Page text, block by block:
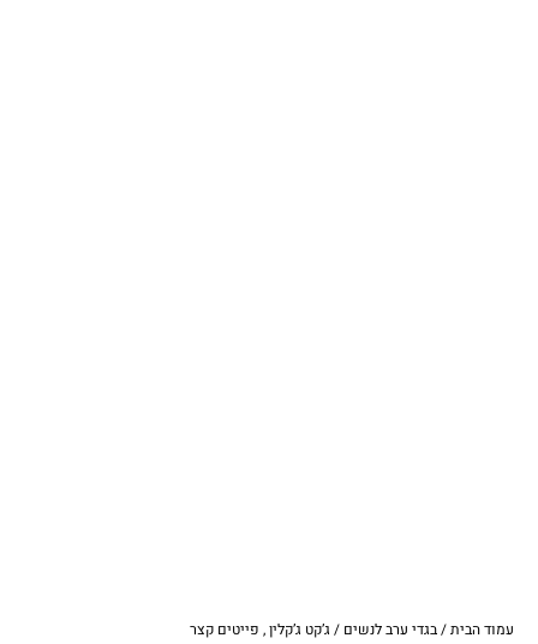
עמוד הבית/בגדי ערב לנשים / ג’קט ג’קלין , פייטים קצר